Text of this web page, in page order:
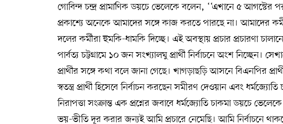
গোবিন্দ চন্দ্র প্রামাণিক ডয়চে ভেলেকে বলেন, ‘‘এখানে ৫ আগস্টের
প্রকাশ্যে অনেকে আমাদের সঙ্গে কাজ করতে পারছে না। আমাদের
দলের কর্মীরা হুমকি-ধামকি দিচ্ছে। এই অবস্থায় প্রচার প্রচারণা
পার্বত্য চট্টগ্রামে ১০ জন সংখ্যালঘু প্রার্থী নির্বাচনে অংশ
প্রার্থীর সঙ্গে কথা বলে জানা গেছে। খাগড়াছড়ি আসনে বিএনপির
স্বতন্ত্র প্রার্থী হিসেবে নির্বাচন করছেন সমীরণ দেওয়ান এবং ধর্মজ্যোতি
নিরাপত্তা সংক্রান্ত এক প্রশ্নের জবাবে ধর্মজ্যোতি চাকমা ডয়চে
ভয়-ভীতি দূর করার জন্যই আমি প্রচারে নেমেছি। আমি নির্বাচনে